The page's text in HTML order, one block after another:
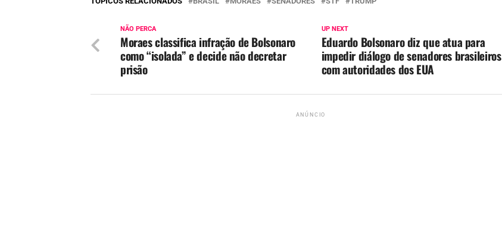
UP NEXT
Eduardo Bolsonaro diz que atua para
impedir diálogo de senadores brasileiros
com autoridades dos EUA
NÃO PERCA
Moraes classifica infração de Bolsonaro
como “isolada” e decide não decretar
prisão
ANÚNCIO